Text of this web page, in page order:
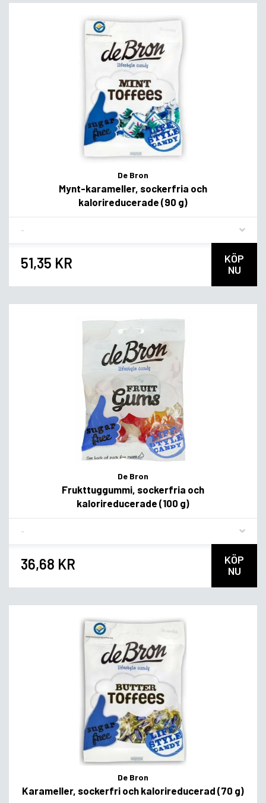
De Bron
Mynt-karameller, sockerfria och
kalorireducerade (90 g)
51,35 KR
KÖP
NU
De Bron
Frukttuggummi, sockerfria och
kalorireducerade (100 g)
36,68 KR
KÖP
NU
De Bron
Karameller, sockerfri och kalorireducerad (70 g)